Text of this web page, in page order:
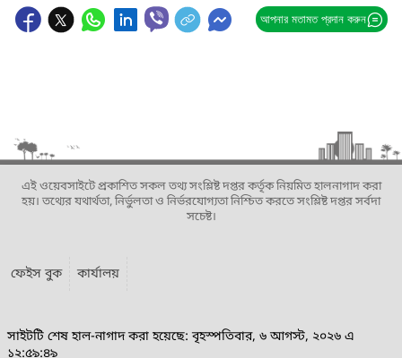
আপনার মতামত প্রদান করুন
এই ওয়েবসাইটে প্রকাশিত সকল তথ্য সংশ্লিষ্ট দপ্তর কর্তৃক নিয়মিত হালনাগাদ করা
হয়। তথ্যের যথার্থতা, নির্ভুলতা ও নির্ভরযোগ্যতা নিশ্চিত করতে সংশ্লিষ্ট দপ্তর সর্বদা
সচেষ্ট।
ফেইস বুক কার্যালয়
সাইটটি শেষ হাল-নাগাদ করা হয়েছে: বৃহস্পতিবার, ৬ আগস্ট, ২০২৬ এ
১২:৫৯:৪৯